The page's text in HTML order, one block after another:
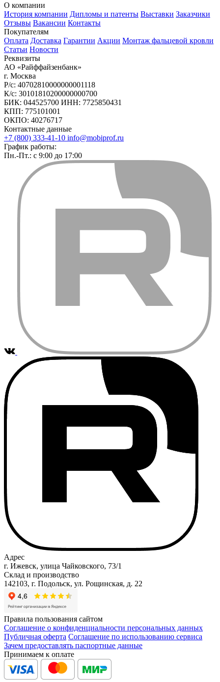
О компании
История компании Дипломы и патенты Выставки Заказчики
Отзывы Вакансии Контакты
Покупателям
Оплата Доставка Гарантии Акции Монтаж фальцевой кровли
Статьи Новости
Реквизиты
АО «Райффайзенбанк»
г. Москва
Р/с: 40702810000000001118
К/с: 30101810200000000700
БИК: 044525700 ИНН: 7725850431
КПП: 775101001
ОКПО: 40276717
Контактные данные
+7 (800) 333-41-10 info@mobiprof.ru
График работы:
Пн.-Пт.: с 9:00 до 17:00
Адрес
г. Ижевск, улица Чайковского, 73/1
Склад и производство
142103, г. Подольск, ул. Рощинская, д. 22
Правила пользования сайтом
Соглашение о конфиденциальности персональных данных
Публичная оферта Соглашение по использованию сервиса
Зачем предоставлять паспортные данные
Принимаем к оплате